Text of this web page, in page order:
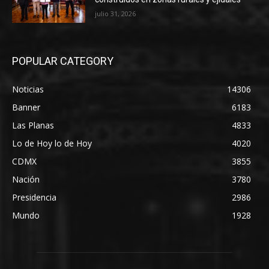
julio 31, 2026
POPULAR CATEGORY
Noticias
14306
Banner
6183
Las Planas
4833
Lo de Hoy lo de Hoy
4020
CDMX
3855
Nación
3780
Presidencia
2986
Mundo
1928